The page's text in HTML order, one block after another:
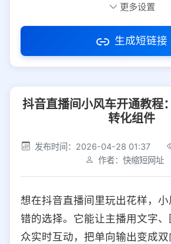
访问密码
社交平台 电商平台
选择防红平台类型，避免链接被拦截
平台设置
iOS Android PC 其他
选择允许访问的平台类型
更多设置
生成短链接
抖音直播间小风车开通教程
转化组件
发布时间：2026-04-28 01:37
作者：快缩短网址
想在抖音直播间里玩出花样，
错的选择。它能让主播用文字
众实时互动，把单向输出变成双